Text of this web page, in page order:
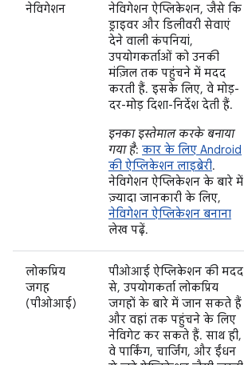
नेविगेशन
नेविगेशन ऐप्लिकेशन, जैसे कि
ड्राइवर और डिलीवरी सेवाएं
देने वाली कंपनियां,
उपयोगकर्ताओं को उनकी
मंज़िल तक पहुंचने में मदद
करती हैं. इसके लिए, वे मोड़-
दर-मोड़ दिशा-निर्देश देती हैं.
इनका इस्तेमाल करके बनाया
गया है: कार के लिए Android
की ऐप्लिकेशन लाइब्रेरी.
नेविगेशन ऐप्लिकेशन के बारे में
ज़्यादा जानकारी के लिए,
नेविगेशन ऐप्लिकेशन बनाना
लेख पढ़ें.
लोकप्रिय
जगह
(पीओआई)
पीओआई ऐप्लिकेशन की मदद
से, उपयोगकर्ता लोकप्रिय
जगहों के बारे में जान सकते हैं
और वहां तक पहुंचने के लिए
नेविगेट कर सकते हैं. साथ ही,
वे पार्किंग, चार्जिंग, और ईंधन